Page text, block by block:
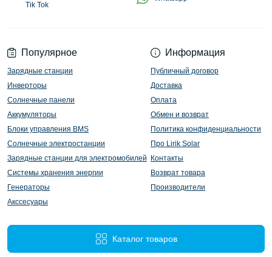
Популярное
Зарядные станции
Инверторы
Солнечные панели
Аккумуляторы
Блоки управления BMS
Солнечные электростанции
Зарядные станции для электромобилей
Системы хранения энергии
Генераторы
Акссесуары
Информация
Публичный договор
Доставка
Оплата
Обмен и возврат
Политика конфиденциальности
Про Lirik Solar
Контакты
Возврат товара
Производители
Каталог товаров
Tik Tok